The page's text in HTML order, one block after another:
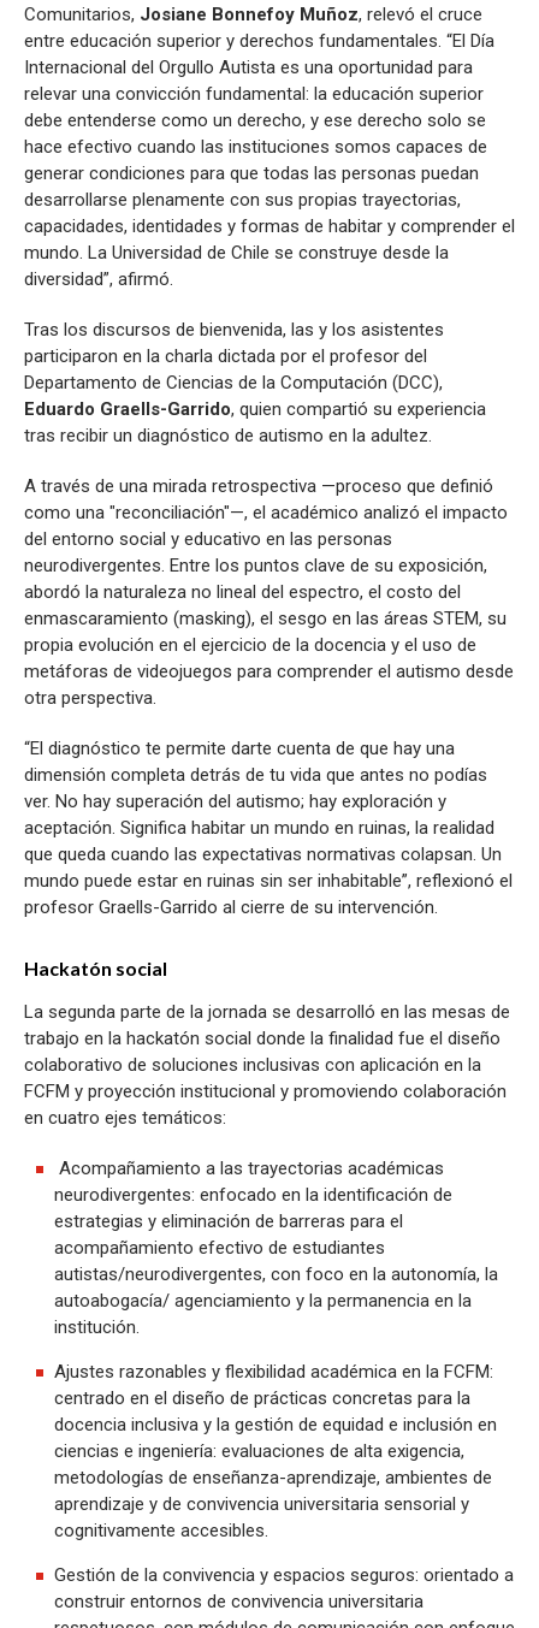
Comunitarios, Josiane Bonnefoy Muñoz, relevó el cruce
entre educación superior y derechos fundamentales. “El Día
Internacional del Orgullo Autista es una oportunidad para
relevar una convicción fundamental: la educación superior
debe entenderse como un derecho, y ese derecho solo se
hace efectivo cuando las instituciones somos capaces de
generar condiciones para que todas las personas puedan
desarrollarse plenamente con sus propias trayectorias,
capacidades, identidades y formas de habitar y comprender el
mundo. La Universidad de Chile se construye desde la
diversidad”, afirmó.
Tras los discursos de bienvenida, las y los asistentes
participaron en la charla dictada por el profesor del
Departamento de Ciencias de la Computación (DCC),
Eduardo Graells-Garrido, quien compartió su experiencia
tras recibir un diagnóstico de autismo en la adultez.
A través de una mirada retrospectiva —proceso que definió
como una "reconciliación"—, el académico analizó el impacto
del entorno social y educativo en las personas
neurodivergentes. Entre los puntos clave de su exposición,
abordó la naturaleza no lineal del espectro, el costo del
enmascaramiento (masking), el sesgo en las áreas STEM, su
propia evolución en el ejercicio de la docencia y el uso de
metáforas de videojuegos para comprender el autismo desde
otra perspectiva.
“El diagnóstico te permite darte cuenta de que hay una
dimensión completa detrás de tu vida que antes no podías
ver. No hay superación del autismo; hay exploración y
aceptación. Significa habitar un mundo en ruinas, la realidad
que queda cuando las expectativas normativas colapsan. Un
mundo puede estar en ruinas sin ser inhabitable”, reflexionó el
profesor Graells-Garrido al cierre de su intervención.
Hackatón social
La segunda parte de la jornada se desarrolló en las mesas de
trabajo en la hackatón social donde la finalidad fue el diseño
colaborativo de soluciones inclusivas con aplicación en la
FCFM y proyección institucional y promoviendo colaboración
en cuatro ejes temáticos:
Acompañamiento a las trayectorias académicas
neurodivergentes: enfocado en la identificación de
estrategias y eliminación de barreras para el
acompañamiento efectivo de estudiantes
autistas/neurodivergentes, con foco en la autonomía, la
autoabogacía/ agenciamiento y la permanencia en la
institución.
Ajustes razonables y flexibilidad académica en la FCFM:
centrado en el diseño de prácticas concretas para la
docencia inclusiva y la gestión de equidad e inclusión en
ciencias e ingeniería: evaluaciones de alta exigencia,
metodologías de enseñanza-aprendizaje, ambientes de
aprendizaje y de convivencia universitaria sensorial y
cognitivamente accesibles.
Gestión de la convivencia y espacios seguros: orientado a
construir entornos de convivencia universitaria